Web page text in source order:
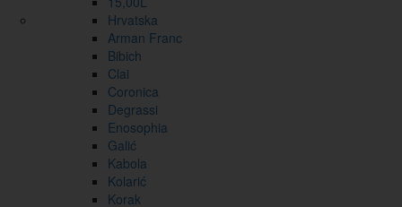
Hrvatska
Arman Franc
Bibich
Clai
Coronica
Degrassi
Enosophia
Galić
Kabola
Kolarić
Korak